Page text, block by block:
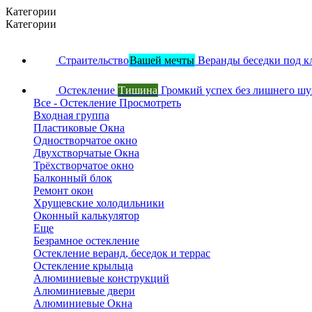
Категории
Категории
СтраительствоВашей мечты Веранды беседки под
Остекление Тишина Громкий успех без лишнего
Все - Остекление Просмотреть
Входная группа
Пластиковые Окна
Одностворчатое окно
Двухстворчатые Окна
Трёхстворчатое окно
Балконный блок
Ремонт окон
Хрущевские холодильники
Оконный калькулятор
Еще
Безрамное остекление
Остекление веранд, беседок и террас
Остекление крыльца
Алюминиевые конструкций
Алюминиевые двери
Алюминиевые Окна